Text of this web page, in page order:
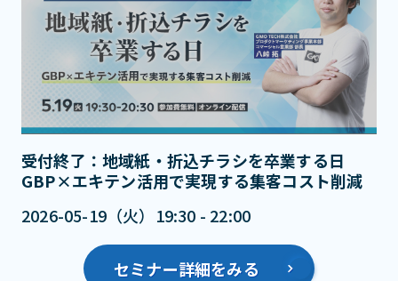
受付終了：地域紙・折込チラシを卒業する日
GBP×エキテン活用で実現する集客コスト削減
2026-05-19（火）19:30 - 22:00
セミナー詳細をみる